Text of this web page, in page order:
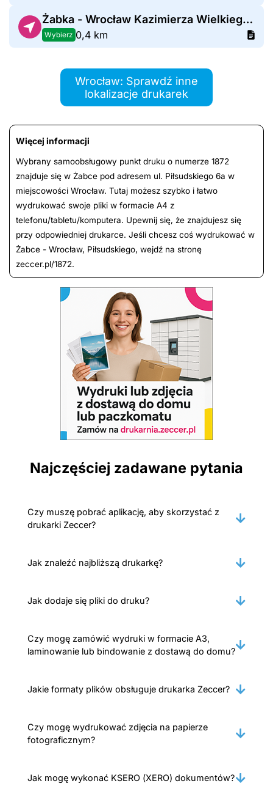
Żabka - Wrocław Kazimierza Wielkiego 25
Wybierz 0,4 km
Wrocław: Sprawdź inne
lokalizacje drukarek
Więcej informacji
Wybrany samoobsługowy punkt druku o numerze 1872
znajduje się w Żabce pod adresem ul. Piłsudskiego 6a w
miejscowości Wrocław. Tutaj możesz szybko i łatwo
wydrukować swoje pliki w formacie A4 z
telefonu/tabletu/komputera. Upewnij się, że znajdujesz się
przy odpowiedniej drukarce. Jeśli chcesz coś wydrukować w
Żabce - Wrocław, Piłsudskiego, wejdź na stronę
zeccer.pl/1872.
Najczęściej zadawane pytania
Czy muszę pobrać aplikację, aby skorzystać z
drukarki Zeccer?
Jak znaleźć najbliższą drukarkę?
Jak dodaje się pliki do druku?
Czy mogę zamówić wydruki w formacie A3,
laminowanie lub bindowanie z dostawą do domu?
Jakie formaty plików obsługuje drukarka Zeccer?
Czy mogę wydrukować zdjęcia na papierze
fotograficznym?
Jak mogę wykonać KSERO (XERO) dokumentów?